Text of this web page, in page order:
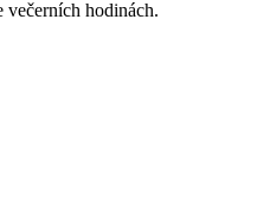
večerních hodinách.